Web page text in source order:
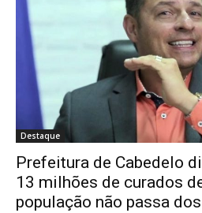
Destaque
Prefeitura de Cabedelo
13 milhões de curados
população não passa